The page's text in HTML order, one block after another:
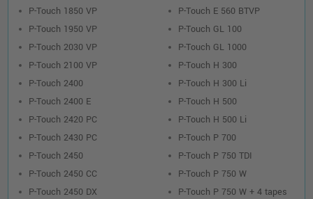
P-Touch 1850 VP
P-Touch 1950 VP
P-Touch 2030 VP
P-Touch 2100 VP
P-Touch 2400
P-Touch 2400 E
P-Touch 2420 PC
P-Touch 2430 PC
P-Touch 2450
P-Touch 2450 CC
P-Touch 2450 DX
P-Touch E 560 BTVP
P-Touch GL 100
P-Touch GL 1000
P-Touch H 300
P-Touch H 300 Li
P-Touch H 500
P-Touch H 500 Li
P-Touch P 700
P-Touch P 750 TDI
P-Touch P 750 W
P-Touch P 750 W + 4 tapes